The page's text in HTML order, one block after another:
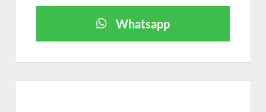
Whatsapp